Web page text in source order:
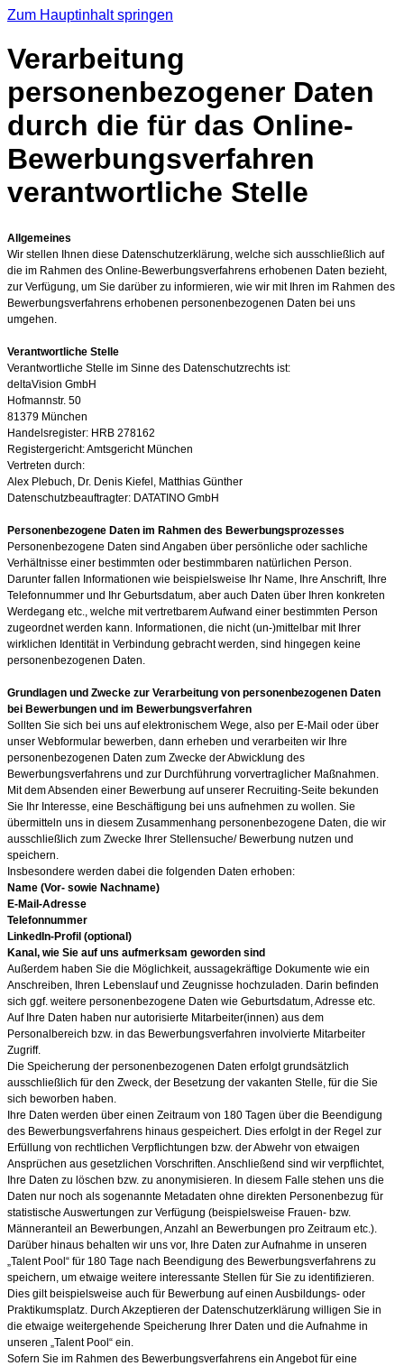
Zum Hauptinhalt springen
Verarbeitung
personenbezogener Daten
durch die für das Online-
Bewerbungsverfahren
verantwortliche Stelle
Allgemeines
Wir stellen Ihnen diese Datenschutzerklärung, welche sich ausschließlich auf
die im Rahmen des Online-Bewerbungsverfahrens erhobenen Daten bezieht,
zur Verfügung, um Sie darüber zu informieren, wie wir mit Ihren im Rahmen des
Bewerbungsverfahrens erhobenen personenbezogenen Daten bei uns
umgehen.
Verantwortliche Stelle
Verantwortliche Stelle im Sinne des Datenschutzrechts ist:
deltaVision GmbH
Hofmannstr. 50
81379 München
Handelsregister: HRB 278162
Registergericht: Amtsgericht München
Vertreten durch:
Alex Plebuch, Dr. Denis Kiefel, Matthias Günther
Datenschutzbeauftragter: DATATINO GmbH
Personenbezogene Daten im Rahmen des Bewerbungsprozesses
Personenbezogene Daten sind Angaben über persönliche oder sachliche
Verhältnisse einer bestimmten oder bestimmbaren natürlichen Person.
Darunter fallen Informationen wie beispielsweise Ihr Name, Ihre Anschrift, Ihre
Telefonnummer und Ihr Geburtsdatum, aber auch Daten über Ihren konkreten
Werdegang etc., welche mit vertretbarem Aufwand einer bestimmten Person
zugeordnet werden kann. Informationen, die nicht (un-)mittelbar mit Ihrer
wirklichen Identität in Verbindung gebracht werden, sind hingegen keine
personenbezogenen Daten.
Grundlagen und Zwecke zur Verarbeitung von personenbezogenen Daten
bei Bewerbungen und im Bewerbungsverfahren
Sollten Sie sich bei uns auf elektronischem Wege, also per E-Mail oder über
unser Webformular bewerben, dann erheben und verarbeiten wir Ihre
personenbezogenen Daten zum Zwecke der Abwicklung des
Bewerbungsverfahrens und zur Durchführung vorvertraglicher Maßnahmen.
Mit dem Absenden einer Bewerbung auf unserer Recruiting-Seite bekunden
Sie Ihr Interesse, eine Beschäftigung bei uns aufnehmen zu wollen. Sie
übermitteln uns in diesem Zusammenhang personenbezogene Daten, die wir
ausschließlich zum Zwecke Ihrer Stellensuche/ Bewerbung nutzen und
speichern.
Insbesondere werden dabei die folgenden Daten erhoben:
Name (Vor- sowie Nachname)
E-Mail-Adresse
Telefonnummer
LinkedIn-Profil (optional)
Kanal, wie Sie auf uns aufmerksam geworden sind
Außerdem haben Sie die Möglichkeit, aussagekräftige Dokumente wie ein
Anschreiben, Ihren Lebenslauf und Zeugnisse hochzuladen. Darin befinden
sich ggf. weitere personenbezogene Daten wie Geburtsdatum, Adresse etc.
Auf Ihre Daten haben nur autorisierte Mitarbeiter(innen) aus dem
Personalbereich bzw. in das Bewerbungsverfahren involvierte Mitarbeiter
Zugriff.
Die Speicherung der personenbezogenen Daten erfolgt grundsätzlich
ausschließlich für den Zweck, der Besetzung der vakanten Stelle, für die Sie
sich beworben haben.
Ihre Daten werden über einen Zeitraum von 180 Tagen über die Beendigung
des Bewerbungsverfahrens hinaus gespeichert. Dies erfolgt in der Regel zur
Erfüllung von rechtlichen Verpflichtungen bzw. der Abwehr von etwaigen
Ansprüchen aus gesetzlichen Vorschriften. Anschließend sind wir verpflichtet,
Ihre Daten zu löschen bzw. zu anonymisieren. In diesem Falle stehen uns die
Daten nur noch als sogenannte Metadaten ohne direkten Personenbezug für
statistische Auswertungen zur Verfügung (beispielsweise Frauen- bzw.
Männeranteil an Bewerbungen, Anzahl an Bewerbungen pro Zeitraum etc.).
Darüber hinaus behalten wir uns vor, Ihre Daten zur Aufnahme in unseren
„Talent Pool“ für 180 Tage nach Beendigung des Bewerbungsverfahrens zu
speichern, um etwaige weitere interessante Stellen für Sie zu identifizieren.
Dies gilt beispielsweise auch für Bewerbung auf einen Ausbildungs- oder
Praktikumsplatz. Durch Akzeptieren der Datenschutzerklärung willigen Sie in
die etwaige weitergehende Speicherung Ihrer Daten und die Aufnahme in
unseren „Talent Pool“ ein.
Sofern Sie im Rahmen des Bewerbungsverfahrens ein Angebot für eine